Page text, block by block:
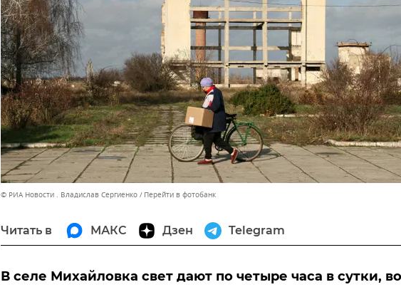
© РИА Новости . Владислав Сергиенко Перейти в фотобанк
Читать в МАКС Дзен Telegram
В селе Михайловка свет дают по четыре часа в сутки,